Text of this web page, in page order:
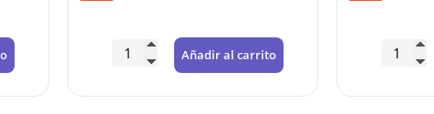
Añadir al carrito